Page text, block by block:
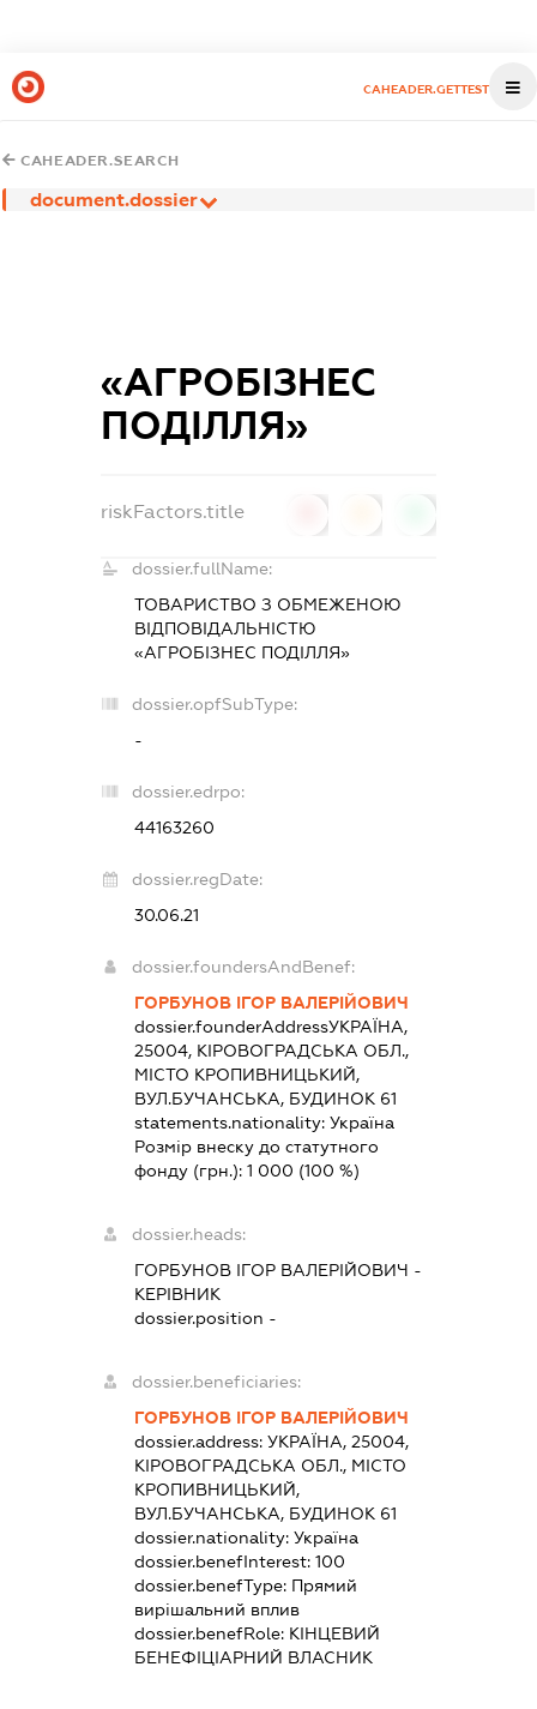
CAHEADER.GETTEST
CAHEADER.SEARCH
document.dossier
«АГРОБІЗНЕС
ПОДІЛЛЯ»
riskFactors.title
dossier.fullName:
ТОВАРИСТВО З ОБМЕЖЕНОЮ
ВІДПОВІДАЛЬНІСТЮ
«АГРОБІЗНЕС ПОДІЛЛЯ»
dossier.opfSubType:
-
dossier.edrpo:
44163260
dossier.regDate:
30.06.21
dossier.foundersAndBenef:
ГОРБУНОВ ІГОР ВАЛЕРІЙОВИЧ
dossier.founderAddressУКРАЇНА,
25004, КІРОВОГРАДСЬКА ОБЛ.,
МІСТО КРОПИВНИЦЬКИЙ,
ВУЛ.БУЧАНСЬКА, БУДИНОК 61
statements.nationality: Україна
Розмір внеску до статутного
фонду (грн.): 1 000 (100 %)
dossier.heads:
ГОРБУНОВ ІГОР ВАЛЕРІЙОВИЧ -
КЕРІВНИК
dossier.position -
dossier.beneficiaries:
ГОРБУНОВ ІГОР ВАЛЕРІЙОВИЧ
dossier.address: УКРАЇНА, 25004,
КІРОВОГРАДСЬКА ОБЛ., МІСТО
КРОПИВНИЦЬКИЙ,
ВУЛ.БУЧАНСЬКА, БУДИНОК 61
dossier.nationality: Україна
dossier.benefInterest: 100
dossier.benefType: Прямий
вирішальний вплив
dossier.benefRole: КІНЦЕВИЙ
БЕНЕФІЦІАРНИЙ ВЛАСНИК